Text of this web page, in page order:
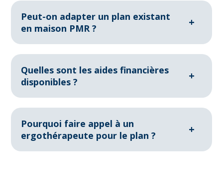
Peut-on adapter un plan existant
en maison PMR ?
+
Oui, de nombreux plans standards peuvent être
modifiés : élargissement des ouvertures, suppression
Quelles sont les aides financières
disponibles ?
+
Le dispositif MaPrimeAdapt’, les subventions de l’ANAH
et les aides locales peuvent alléger le coût de
Pourquoi faire appel à un
ergothérapeute pour le plan ?
+
Un ergothérapeute identifie précisément les besoins de